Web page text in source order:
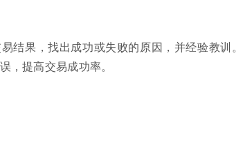
结果，找出成功或失败的原因，并经验教训。
，提高交易成功率。